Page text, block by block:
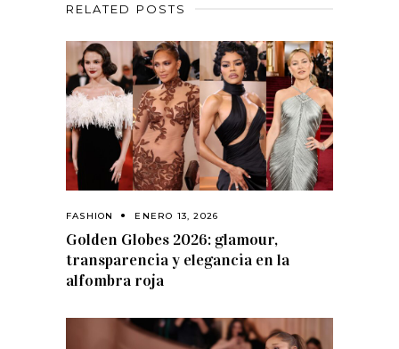
RELATED POSTS
FASHION ENERO 13, 2026
Golden Globes 2026: glamour,
transparencia y elegancia en la
alfombra roja